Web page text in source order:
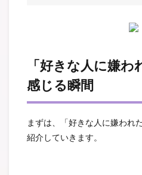
「好きな人に嫌
感じる瞬間
まずは、「好きな人に嫌われ
紹介していきます。